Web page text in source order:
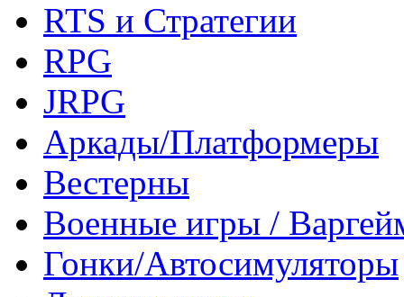
RTS и Стратегии
RPG
JRPG
Аркады/Платформеры
Вестерны
Военные игры /
Гонки/Автосимуляторы